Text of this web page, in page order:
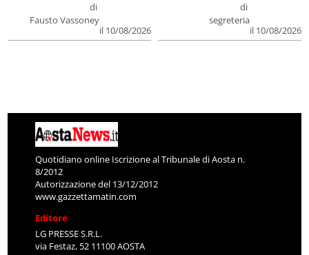
di
Fausto Vassoney
il 10/08/2026
di
segreteria
il 10/08/2026
Quotidiano online Iscrizione al Tribunale di Aosta n.
8/2012
Autorizzazione del 13/12/2012
www.gazzettamatin.com
Editore
LG PRESSE S.R.L.
via Festaz, 52 11100 AOSTA